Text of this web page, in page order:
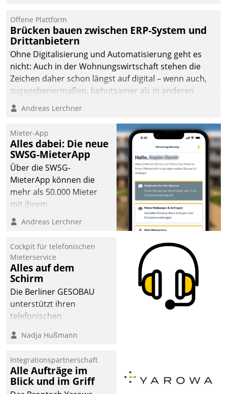
Offene Plattform
Brücken bauen zwischen ERP-System und
Drittanbietern
Ohne Digitalisierung und Automatisierung geht es
nicht: Auch in der Wohnungswirtschaft stehen die
Zeichen daher schon längst auf digital – wenn auch,
zugegebenermaßen, behutsamer als in anderen
Branchen.
Andreas Lerchner
Mieter-App
Alles dabei: Die neue
SWSG-MieterApp
Über die SWSG-
MieterApp können die
mehr als 50.000 Mieter
mit ihrem
Wohnungsunternehmen
kommunizieren, auf dem
einsehen und ändern
oder
Schadensmeldungen
abgeben – rund um die
Uhr.
Andreas Lerchner
Cockpit für telefonischen
Mieterservice
Alles auf dem
Schirm
Die Berliner GESOBAU
unterstützt ihren
telefonischen
digitalen Cockpit, das
passende Fragen und
Schlagworte auswirft.
Eine intuitive
Nadja Hußmann
Integrationspartnerschaft
Alle Aufträge im
Blick und im Griff